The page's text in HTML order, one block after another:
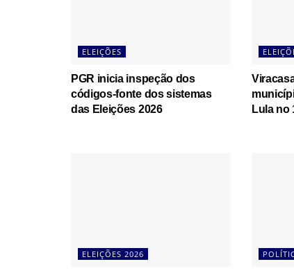
ELEIÇÕES
PGR inicia inspeção dos
códigos-fonte dos sistemas
das Eleições 2026
Lula no
ELEIÇÕES 2026